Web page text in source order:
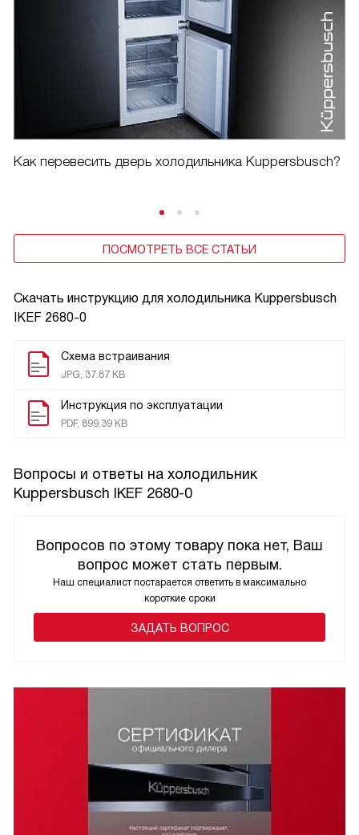
Скачать инструкцию для холодильника Kuppersbusch
IKEF 2680-0
Схема встраивания
JPG, 37.87 KB
Инструкция по эксплуатации
PDF, 899.39 KB
Как перевесить дверь холодильника Kuppersbusch?
ПОСМОТРЕТЬ ВСЕ СТАТЬИ
Вопросы и ответы на холодильник
Kuppersbusch IKEF 2680-0
Вопросов по этому товару пока нет, Ваш
вопрос может стать первым.
Наш специалист постарается ответить в максимально
короткие сроки
ЗАДАТЬ ВОПРОС